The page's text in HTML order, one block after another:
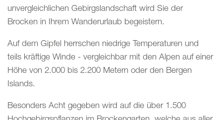
unvergleichlichen Gebirgslandschaft wird Sie der
Brocken in Ihrem Wanderurlaub begeistern.
Auf dem Gipfel herrschen niedrige Temperaturen und
teils kräftige Winde - vergleichbar mit den Alpen auf einer
Höhe von 2.000 bis 2.200 Metern oder den Bergen
Islands.
Besonders Acht gegeben wird auf die über 1.500